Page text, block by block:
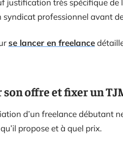
syndicat professionnel avant
se lancer en freelance
offre et fixer un
d’un freelance débutant
propose et à quel prix.